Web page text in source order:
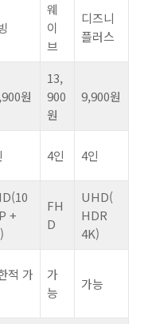
웨
이
브
디즈니
플러스
원
13,
900
원
9,900원
4인 4인
+
FH
D
UHD(
HDR
4K)
적 가
가
능
가능